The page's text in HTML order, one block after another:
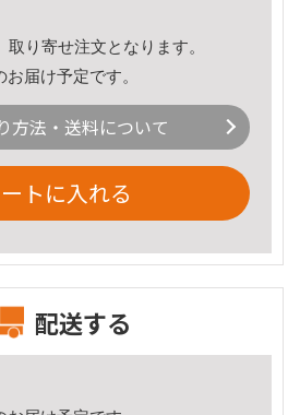
り寄せ注文となります。
届け予定です。
方法・送料について
トに入れる
配送する